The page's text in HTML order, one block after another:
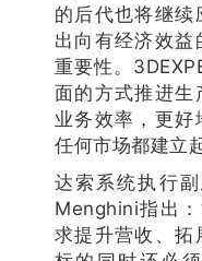
的后代也将继续
出向有经济效益
重要性。
面的方式推进生
业务效率，更好
任何市场都建立
达索系统执行
Menghini指出
求提升营收、拓